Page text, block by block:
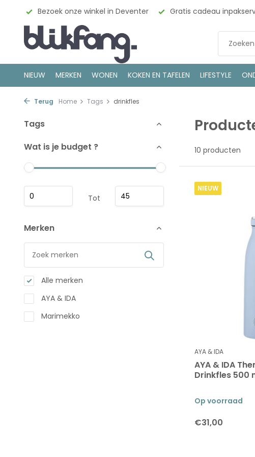
Bezoek onze winkel in Deventer Gratis cadeau
NIEUW MERKEN WONEN KOKEN EN TAFELEN LIFESTYLE
Terug Home Tags drinkfles
Tags
Wat is je budget ?
Tot
Merken
Alle merken
AYA & IDA
Marimekko
10 producten
NIEUW
AYA & IDA
AYA & IDA
Drinkfles 500
Op voorraad
€31,00